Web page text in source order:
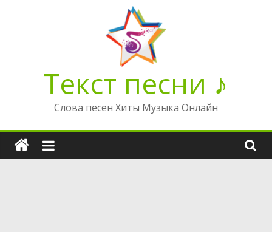
Текст песни ♪
Слова песен Хиты Музыка Онлайн